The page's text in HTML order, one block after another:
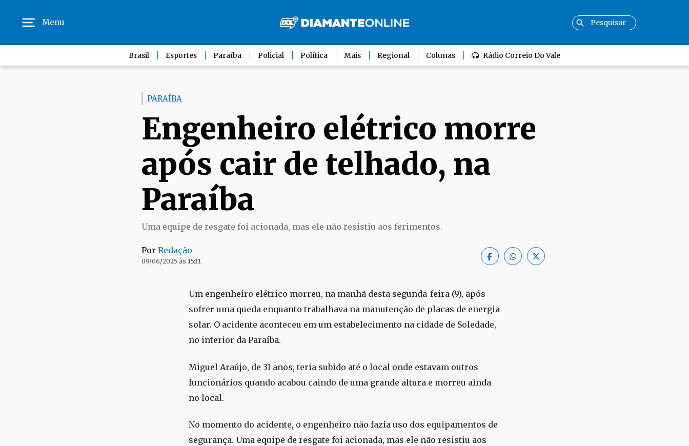
Menu
Brasil Esportes Paraíba Policial Política Mais Regional Colunas Rádio Correio Do Vale
PARAÍBA
Engenheiro elétrico morre
após cair de telhado, na
Paraíba
Uma equipe de resgate foi acionada, mas ele não resistiu aos ferimentos.
Por Redação
09/06/2025 às 15:11
Um engenheiro elétrico morreu, na manhã desta segunda-feira (9), após
sofrer uma queda enquanto trabalhava na manutenção de placas de energia
solar. O acidente aconteceu em um estabelecimento na cidade de Soledade,
no interior da Paraíba.
Miguel Araújo, de 31 anos, teria subido até o local onde estavam outros
funcionários quando acabou caindo de uma grande altura e morreu ainda
no local.
No momento do acidente, o engenheiro não fazia uso dos equipamentos de
segurança. Uma equipe de resgate foi acionada, mas ele não resistiu aos